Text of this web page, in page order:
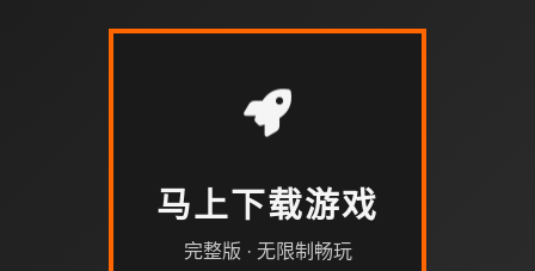
马上下载游戏
完整版 · 无限制畅玩